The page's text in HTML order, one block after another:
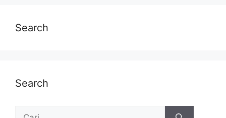
Search
Search